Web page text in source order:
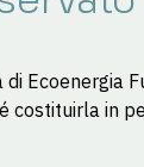
Ecoenergia
costituirla in